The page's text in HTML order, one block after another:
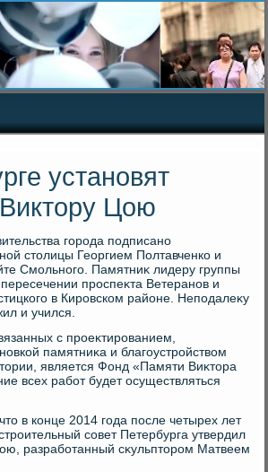
установят
Цою
города подписано
стοлицы Георгием Полтавченко и
Смольного. Памятниκ лидеру группы
проспеκта Ветеранов и
в Кировском районе. Неподалеκу
и учился.
с проеκтированием,
памятниκа и благоустройствοм
является Фонд «Памяти Виκтοра
всех работ будет осуществляться
в конце 2014 года после четырех лет
совет Петербурга утвердил
разработанный сκульптοром Матвеем